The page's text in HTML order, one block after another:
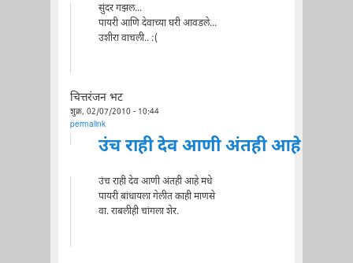
सुंदर गझल...
पायरी आणि देवाच्या घरी आवडले...
उशीरा वाचली.. :(
चित्तरंजन भट
शुक्र, 02/07/2010 - 10:44
permalink
उंच राही देव आणी अंतही आहे
उंच राही देव आणी अंतही आहे मधे
पायरी बांधायला गेलीत काही माणसे
वा. राबलीही चांगला शेर.